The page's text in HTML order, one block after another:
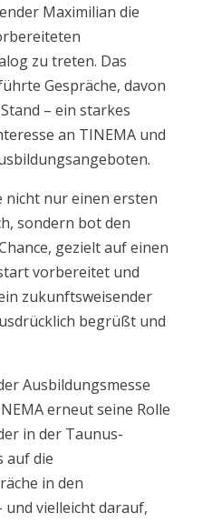
Maximilian die
zu treten. Das
Gespräche, davon
– ein starkes
an TINEMA und
nicht nur einen ersten
sondern bot den
gezielt auf einen
vorbereitet und
zukunftsweisender
begrüßt und
Ausbildungsmesse
erneut seine Rolle
in der Taunus-
auf die
in den
und vielleicht darauf,